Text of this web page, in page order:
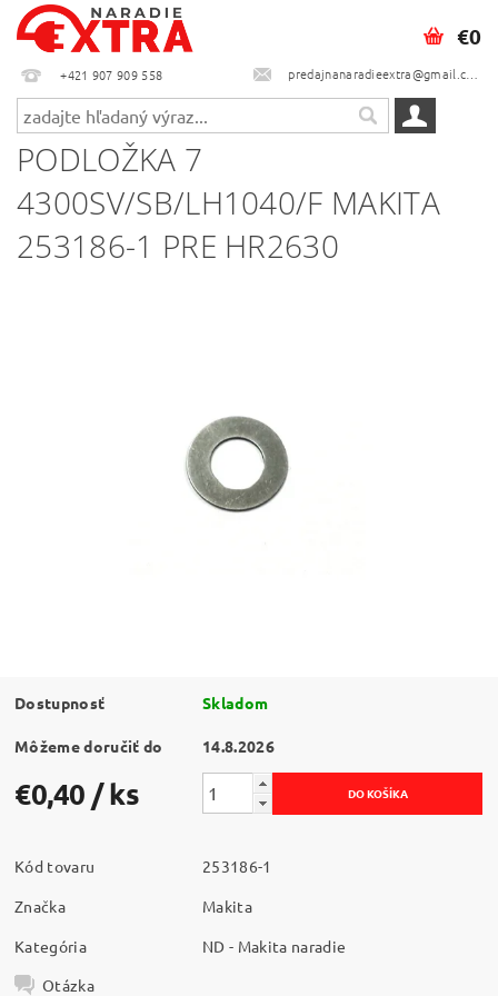
+421 907 909 558 predajnanaradieextra@gmail.com
€0
PODLOŽKA 7
4300SV/SB/LH1040/F MAKITA
253186-1 PRE HR2630
Dostupnosť Skladom
Môžeme doručiť do 14.8.2026
€0,40 / ks
Kód tovaru
253186-1
Značka
Makita
Kategória
ND - Makita naradie
Otázka